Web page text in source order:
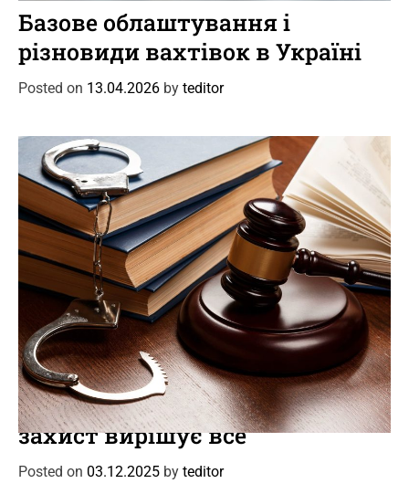
a
t
e
g
Базове облаштування і
різновиди вахтівок в Україні
Posted on 13.04.2026 by teditor
C
a
t
e
g
Новини Події
Кримінальний адвокат: коли
захист вирішує все
Posted on 03.12.2025 by teditor